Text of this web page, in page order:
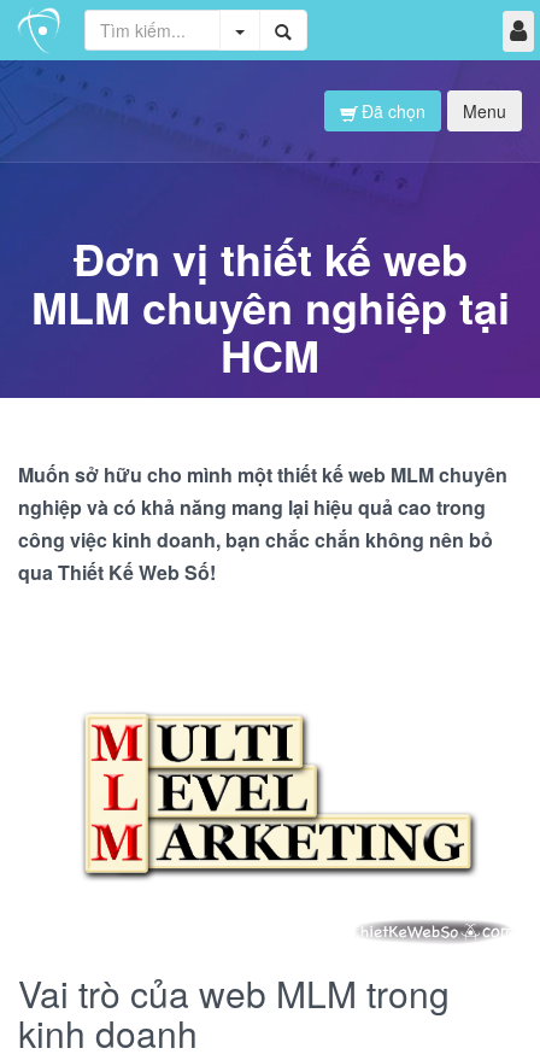
Menu
Đã chọn
Đơn vị thiết kế web
MLM chuyên nghiệp tại
HCM
Muốn sở hữu cho mình một thiết kế web MLM chuyên
nghiệp và có khả năng mang lại hiệu quả cao trong
công việc kinh doanh, bạn chắc chắn không nên bỏ
qua Thiết Kế Web Số!
Vai trò của web MLM trong
kinh doanh